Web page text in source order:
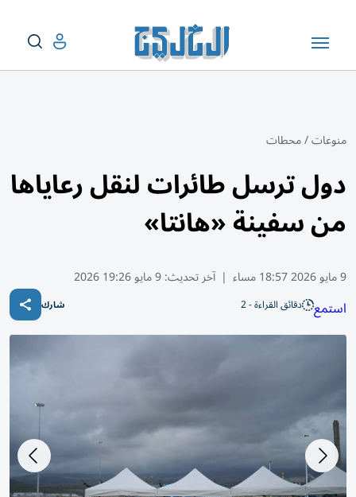
منوعات/محطات
دول ترسل طائرات لنقل رعاياها
من سفينة «هانتا»
9 مايو 2026 18:57 مساء | آخر تحديث:9 مايو 19:26 2026
استمع دقائق القراءة - 2 شارك